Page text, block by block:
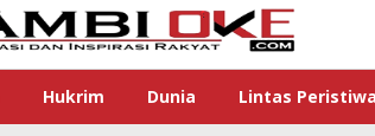
Hukrim Dunia Lintas Peristiwa